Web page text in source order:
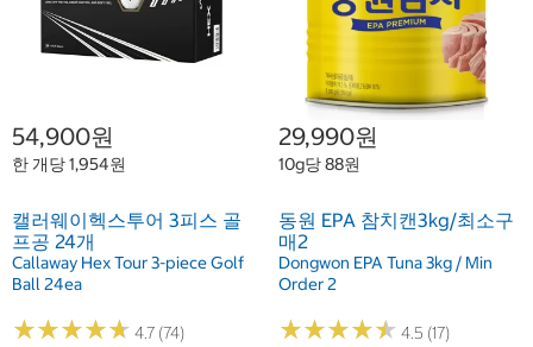
54,900원
한 개당 1,954원
캘러웨이헥스투어 3피스 골
프공 24개
Callaway Hex Tour 3-piece Golf
Ball 24ea
★★★★★
★★★★★ 4.7 (74)
29,990원
10g당 88원
동원 EPA 참치캔3kg/최소구
매2
Dongwon EPA Tuna 3kg / Min
Order 2
★★★★★
★★★★★ 4.5 (17)